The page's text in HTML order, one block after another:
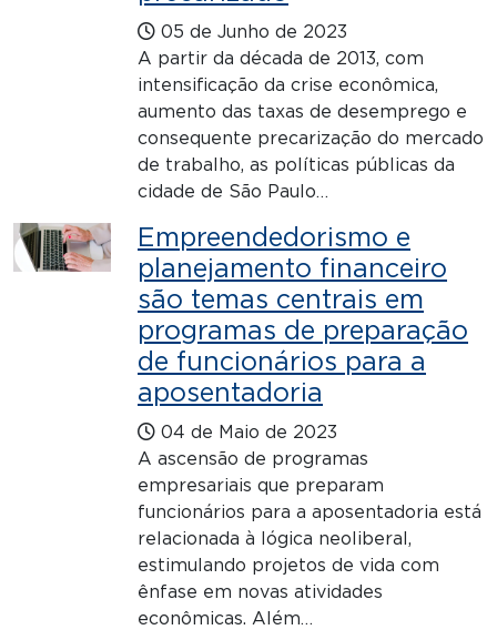
05 de Junho de 2023
A partir da década de 2013, com
intensificação da crise econômica,
aumento das taxas de desemprego e
consequente precarização do mercado
de trabalho, as políticas públicas da
cidade de São Paulo…
Empreendedorismo e
planejamento financeiro
são temas centrais em
programas de preparação
de funcionários para a
aposentadoria
04 de Maio de 2023
A ascensão de programas
empresariais que preparam
funcionários para a aposentadoria está
relacionada à lógica neoliberal,
estimulando projetos de vida com
ênfase em novas atividades
econômicas. Além…